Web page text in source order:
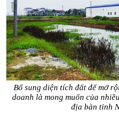
Bổ sung diện tích đất để mở
doanh là mong muốn của
địa bàn tỉnh